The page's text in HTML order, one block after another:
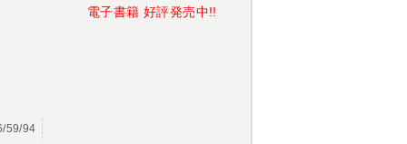
電子書籍 好評発売中!!
59/94